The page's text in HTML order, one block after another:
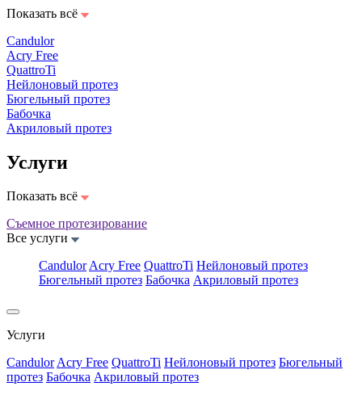
Показать всё
Candulor
Acry Free
QuattroTi
Нейлоновый протез
Бюгельный протез
Бабочка
Акриловый протез
Услуги
Показать всё
Съемное протезирование
Все услуги
CandulorAcry Free QuattroTi Нейлоновый протез
Бюгельный протез Бабочка Акриловый протез
Услуги
CandulorAcry Free QuattroTi Нейлоновый протез Бюгельный
протез Бабочка Акриловый протез